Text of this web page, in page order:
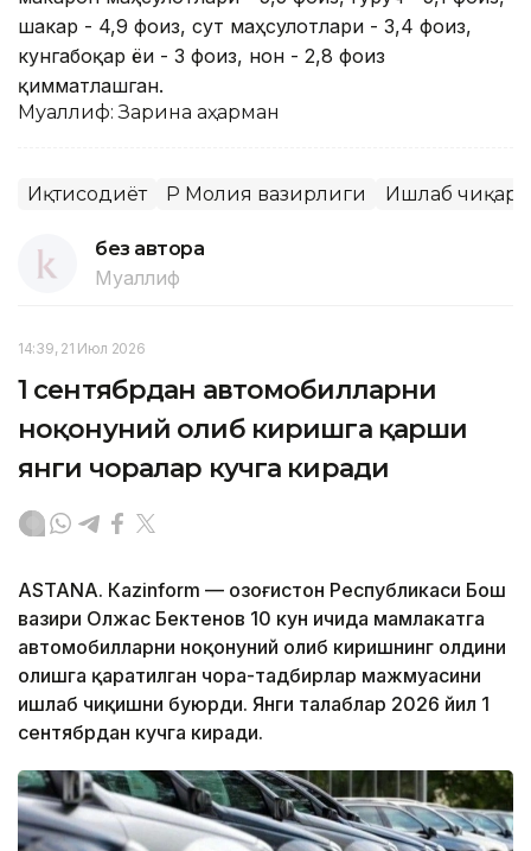
шакар - 4,9 фоиз, сут маҳсулотлари - 3,4 фоиз,
кунгабоқар ёғи - 3 фоиз, нон - 2,8 фоиз
қимматлашган.
Муаллиф: Зарина Қаҳарман
Иқтисодиёт ҚР Молия вазирлиги Ишлаб
без автора
Муаллиф
14:39, 21 Июл 2026
1 сентябрдан автомобилларни
ноқонуний олиб киришга қарши
янги чоралар кучга киради
ASTANА. Кazinform — Қозоғистон Республикаси Бош
вазири Олжас Бектенов 10 кун ичида мамлакатга
автомобилларни ноқонуний олиб киришнинг олдини
олишга қаратилган чора-тадбирлар мажмуасини
ишлаб чиқишни буюрди. Янги талаблар 2026 йил 1
сентябрдан кучга киради.